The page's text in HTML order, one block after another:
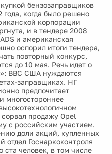
бензозаправщиков
года, когда было решено
корпорации
и в тендере 2008
и американская
оспорил итоги тендера,
повторный конкурс,
до 10 мая. Речь идет о
ВВС США нуждаются
заправщиках. НГ
предпочитает
многостороннее
продажу Opel
с российским участием.
доли акций, купленных
Госнаркоконтроля
ста человек, в том числе